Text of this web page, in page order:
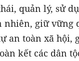
quản lý, sử
nhiên, giữ vững
an toàn xã hội,
kết các dân